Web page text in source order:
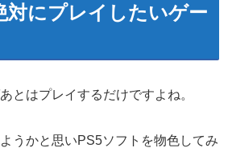
対にプレイしたいゲー
とはプレイするだけですよね。
うかと思いPS5ソフトを物色してみ